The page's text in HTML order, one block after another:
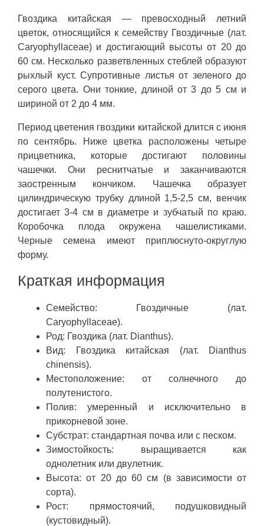
Гвоздика китайская — превосходный летний
цветок, относящийся к семейству Гвоздичные (лат.
Caryophyllaceae) и достигающий высоты от 20 до
60 см. Несколько разветвленных стеблей образуют
рыхлый куст. Супротивные листья от зеленого до
серого цвета. Они тонкие, длиной от 3 до 5 см и
шириной от 2 до 4 мм.
Период цветения гвоздики китайской длится с июня
по сентябрь. Ниже цветка расположены четыре
прицветника, которые достигают половины
чашечки. Они реснитчатые и заканчиваются
заостренным кончиком. Чашечка образует
цилиндрическую трубку длиной 1,5-2,5 см, венчик
достигает 3-4 см в диаметре и зубчатый по краю.
Коробочка плода окружена чашелистиками.
Черные семена имеют приплюснуто-округлую
форму.
Краткая информация
Семейство: Гвоздичные (лат.
Caryophyllaceae).
Род: Гвоздика (лат. Dianthus).
Вид: Гвоздика китайская (лат. Dianthus
chinensis).
Местоположение: от солнечного до
полутенистого.
Полив: умеренный и исключительно в
прикорневой зоне.
Субстрат: стандартная почва или с песком.
Зимостойкость: выращивается как
однолетник или двулетник.
Высота: от 20 до 60 см (в зависимости от
сорта).
Рост: прямостоячий, подушковидный
(кустовидный).